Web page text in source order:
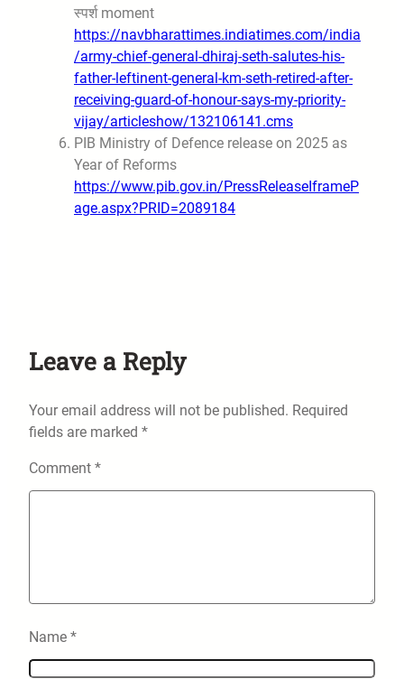
स्पर्श moment
https://navbharattimes.indiatimes.com/india
/army-chief-general-dhiraj-seth-salutes-his-
father-leftinent-general-km-seth-retired-after-
receiving-guard-of-honour-says-my-priority-
vijay/articleshow/132106141.cms
PIB Ministry of Defence release on 2025 as
Year of Reforms
https://www.pib.gov.in/PressReleaseIframeP
age.aspx?PRID=2089184
Leave a Reply
Your email address will not be published. Required
fields are marked *
Comment *
Name *